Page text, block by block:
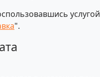
услугой
".